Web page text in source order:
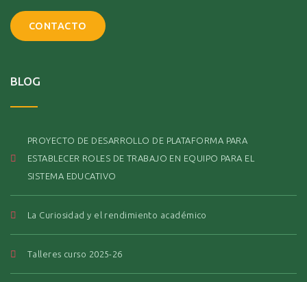
CONTACTO
BLOG
PROYECTO DE DESARROLLO DE PLATAFORMA PARA
ESTABLECER ROLES DE TRABAJO EN EQUIPO PARA EL
SISTEMA EDUCATIVO
La Curiosidad y el rendimiento académico
Talleres curso 2025-26